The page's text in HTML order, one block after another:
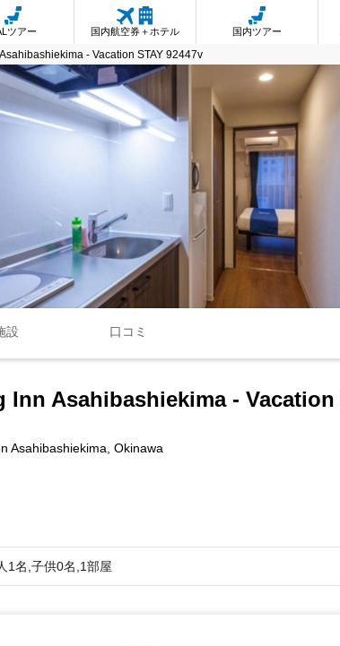
ツアー 国内航空券＋ホテル 国内ツアー
- Vacation STAY 92447v
設 口コミ
Asahibashiekima - Vacation
Asahibashiekima, Okinawa
1名,子供0名,1部屋